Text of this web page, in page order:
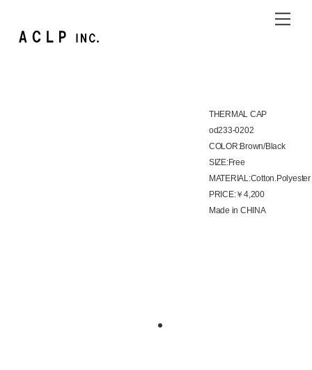
THERMAL CAP
od233-0202
COLOR:Brown/Black
SIZE:Free
MATERIAL:Cotton.Polyester
PRICE:￥4,200
Made in CHINA